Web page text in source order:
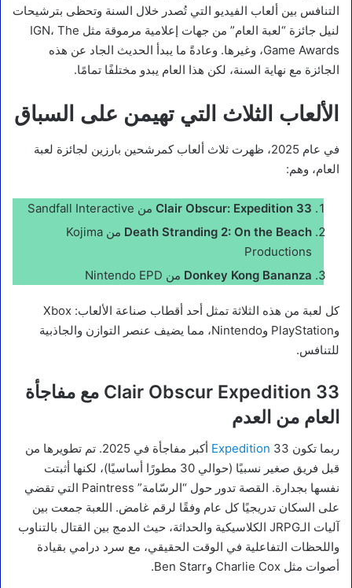
التنافس بين ألعاب الفيديو التي تُصدر خلال السنة وتحظى بترشيحات
لنيل جائزة “لعبة العام” من جهات إعلامية مرموقة مثل IGN، The
Game Awards، وغيرها. وعادةً ما يبدأ الحديث الجاد عن هذه
الجائزة مع نهاية السنة، لكن هذا العام يبدو مختلفًا تمامًا.
الألعاب الثلاث التي تهيمن على السباق
في عام 2025، ظهرت ثلاث ألعاب كمرشحين بارزين لجائزة لعبة
العام، وهم:
Clair Obscur: Expedition 33 من Sandfall Interactive
Death Stranding 2: On the Beach
من Kojima
Productions
Donkey Kong Bananza من Nintendo EPD
كل لعبة من هذه الثلاثة تمثل أحد أقطاب صناعة الألعاب: Xbox
وPlayStation وNintendo، مما يضيف عنصر التوازن والجاذبية
للتنافس.
Clair Obscur Expedition 33 مع مفاجأة
العام من العدم
ربما تكون Expedition
33 أكبر مفاجأة في 2025. تم تطويرها من
قبل فريق صغير نسبيًا (حوالي 30 مطورًا أساسيًا)، لكنها أثبتت
نفسها بجدارة. القصة تدور حول “الرسّامة” Paintress التي تقضي
على السكان تدريجيًا كل عام وفقًا لرقم غامض. اللعبة جمعت بين
آليات الـJRPG الكلاسيكية والحداثة، حيث الدمج بين القتال بالتناوب
واللحظات التفاعلية في الوقت الحقيقي، مع سرد درامي بقيادة
أصوات مثل Charlie Cox وBen Starr.